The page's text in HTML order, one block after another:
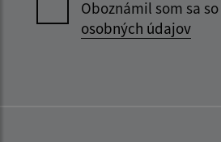
Oboznámil som sa so
osobných údajov